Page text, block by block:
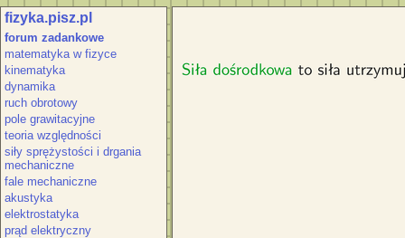
fizyka.pisz.pl
forum zadankowe
matematyka w fizyce
kinematyka
dynamika
ruch obrotowy
pole grawitacyjne
teoria względności
siły sprężystości i drgania
mechaniczne
fale mechaniczne
akustyka
elektrostatyka
prąd elektryczny